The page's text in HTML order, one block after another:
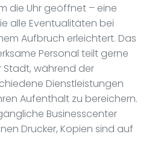
die Uhr geöffnet – eine
alle Eventualitäten bei
Aufbruch erleichtert. Das
Personal teilt gerne
Stadt, während der
Dienstleistungen
Aufenthalt zu bereichern.
Businesscenter
Drucker, Kopien sind auf